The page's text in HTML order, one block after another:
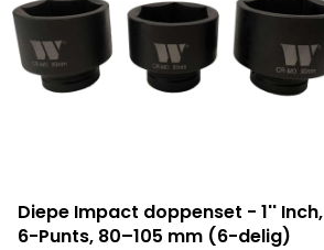
Diepe Impact doppenset - 1'' Inch,
6-Punts, 80–105 mm (6-delig)